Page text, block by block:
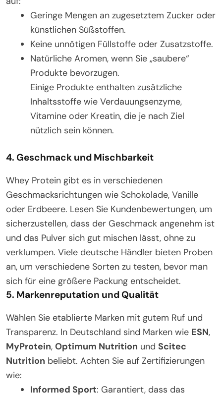
Geringe Mengen an zugesetztem Zucker oder
künstlichen Süßstoffen.
Keine unnötigen Füllstoffe oder Zusatzstoffe.
Natürliche Aromen, wenn Sie „saubere“
Produkte bevorzugen.
Einige Produkte enthalten zusätzliche
Inhaltsstoffe wie Verdauungsenzyme,
Vitamine oder Kreatin, die je nach Ziel
nützlich sein können.
4. Geschmack und Mischbarkeit
Whey Protein gibt es in verschiedenen
Geschmacksrichtungen wie Schokolade, Vanille
oder Erdbeere. Lesen Sie Kundenbewertungen, um
sicherzustellen, dass der Geschmack angenehm ist
und das Pulver sich gut mischen lässt, ohne zu
verklumpen. Viele deutsche Händler bieten Proben
an, um verschiedene Sorten zu testen, bevor man
sich für eine größere Packung entscheidet.
5. Markenreputation und Qualität
Wählen Sie etablierte Marken mit gutem Ruf und
Transparenz. In Deutschland sind Marken wie ESN,
MyProtein, Optimum Nutrition und Scitec
Nutrition beliebt. Achten Sie auf Zertifizierungen
wie:
Informed Sport: Garantiert, dass das